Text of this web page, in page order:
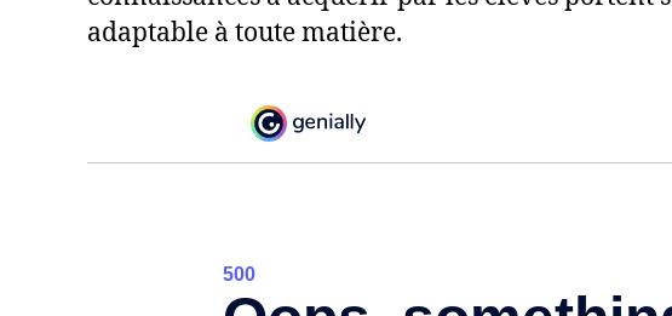
adaptable à toute matière.